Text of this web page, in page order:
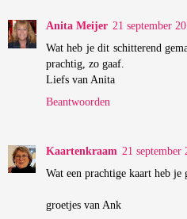
Anita Meijer 21 september
Wat heb je dit schitterend
prachtig, zo gaaf.
Liefs van Anita
Beantwoorden
Kaartenkraam 21 september
Wat een prachtige kaart heb
groetjes van Ank